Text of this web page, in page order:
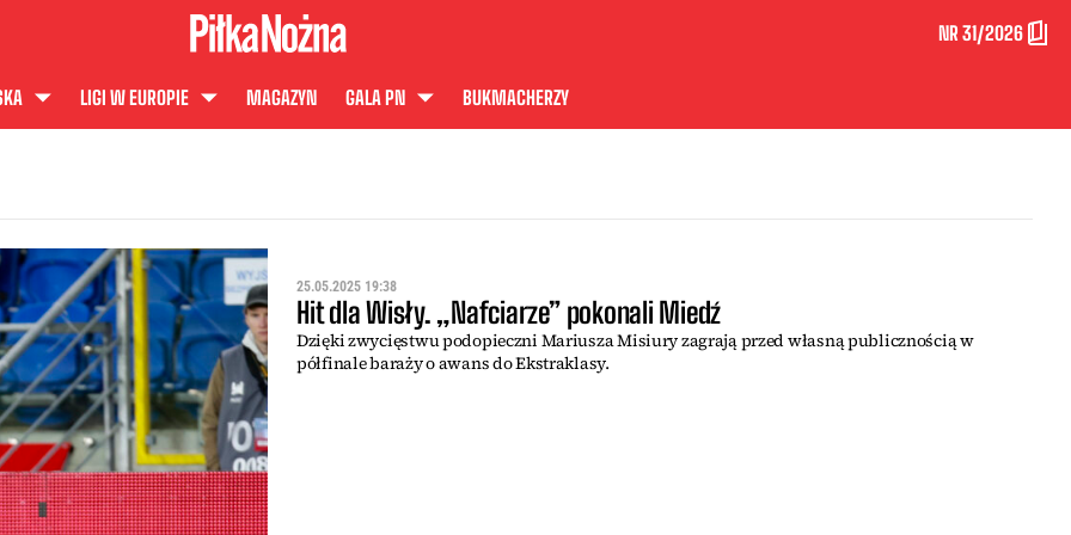
NR 31/2026
LIGI W EUROPIE MAGAZYN GALA PN BUKMACHERZY
25.05.2025 19:38
Hit dla Wisły. „Nafciarze” pokonali Miedź
Dzięki zwycięstwu podopieczni Mariusza Misiury zagrają przed własną publicznością w
półfinale baraży o awans do Ekstraklasy.